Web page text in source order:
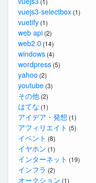
vuejs3-selectbox (1)
vuetify (1)
web api (2)
web2.0 (14)
windows (4)
wordpress (5)
yahoo (2)
youtube (3)
その他 (2)
はてな (1)
アイデア・発想 (1)
アフィリエイト (5)
イベント (8)
イヤホン (1)
インターネット (19)
インフラ (2)
オークション (1)